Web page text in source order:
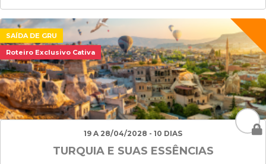
SAÍDA DE GRU
Roteiro Exclusivo Cativa
19 A 28/04/2028 - 10 DIAS
TURQUIA E SUAS ESSÊNCIAS